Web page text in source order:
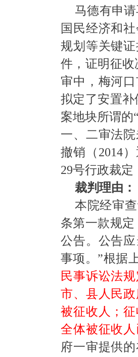
马德有申
国民经济和
规划等关键
件，证明征
审中，梅河
拟定了安置
案地块所谓的
一、二审法
撤销（ 2014
29号行政裁
裁判理由：
本院经审
条第一款规定
公告。公告
事项。 ”根据
民事诉讼法
市、县人民
被征收人；
全体被征收
府一审提供